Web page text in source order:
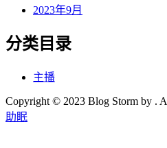
2023年9月
分类目录
主播
Copyright © 2023 Blog Storm by .
助眠